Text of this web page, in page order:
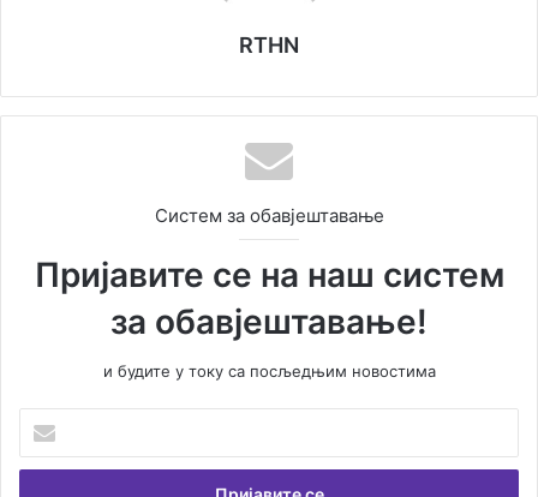
RTHN
Систем за обавјештавање
Пријавите се на наш систем
за обавјештавање!
и будите у току са посљедњим новостима
е